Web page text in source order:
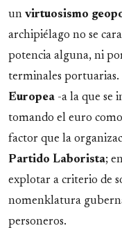
un virtuosismo
archipiélago no se
potencia alguna, ni
terminales portuarias.
Europea -a la que se
tomando el euro
factor que la
Partido Laborista;
explotar a criterio de
nomenklatura
personeros.